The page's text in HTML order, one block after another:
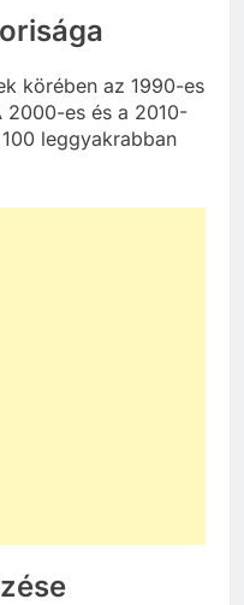
körében az 1990-es
es és a 2010-
leggyakrabban